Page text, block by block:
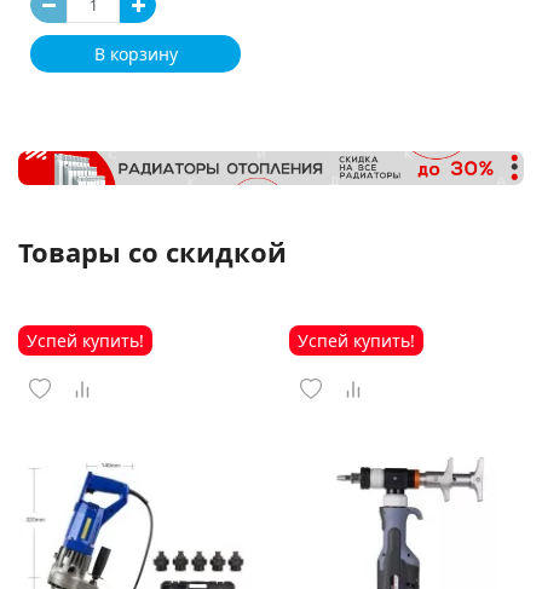
В корзину
Товары со скидкой
Успей купить! Успей купить!